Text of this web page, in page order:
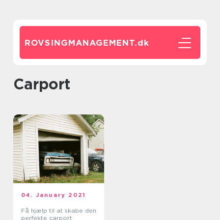
ROVSINGMANAGEMENT.dk
Carport
04. January 2021
Få hjælp til at skabe den
perfekte carport